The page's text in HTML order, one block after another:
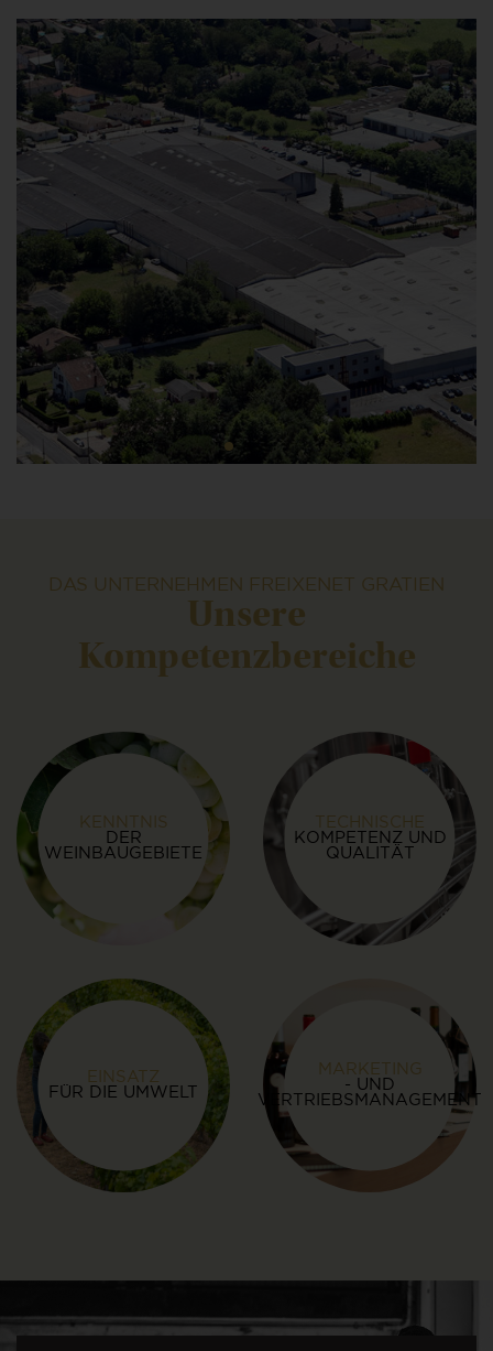
DAS UNTERNEHMEN FREIXENET GRATIEN
Unsere
Kompetenzbereiche
KENNTNIS
DER
WEINBAUGEBIETE
TECHNISCHE
KOMPETENZ UND
QUALITÄT
EINSATZ
FÜR DIE UMWELT
MARKETING
- UND
VERTRIEBSMANAGEMENT